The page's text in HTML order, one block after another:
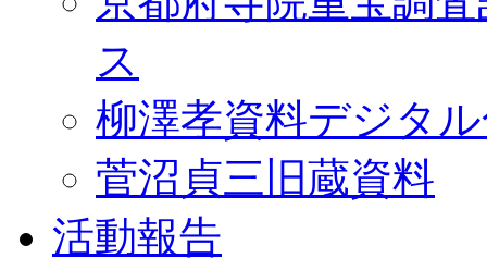
ス
柳澤孝資料デジタ
菅沼貞三旧蔵資料
活動報告